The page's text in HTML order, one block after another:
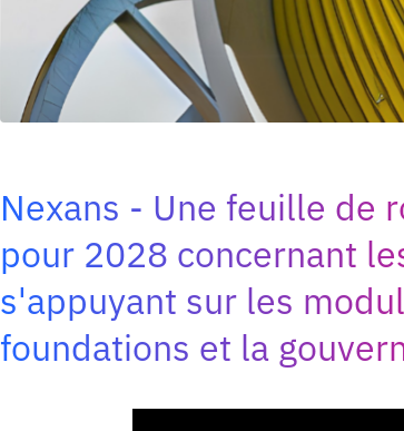
Nexans
Une feuille de
pour 2028 concernant
s'appuyant sur les
foundations et la